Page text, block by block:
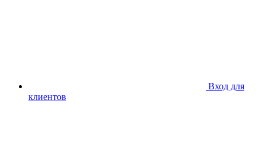
Вход для
клиентов